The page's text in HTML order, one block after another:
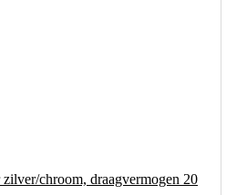
chroom, draagvermogen 20